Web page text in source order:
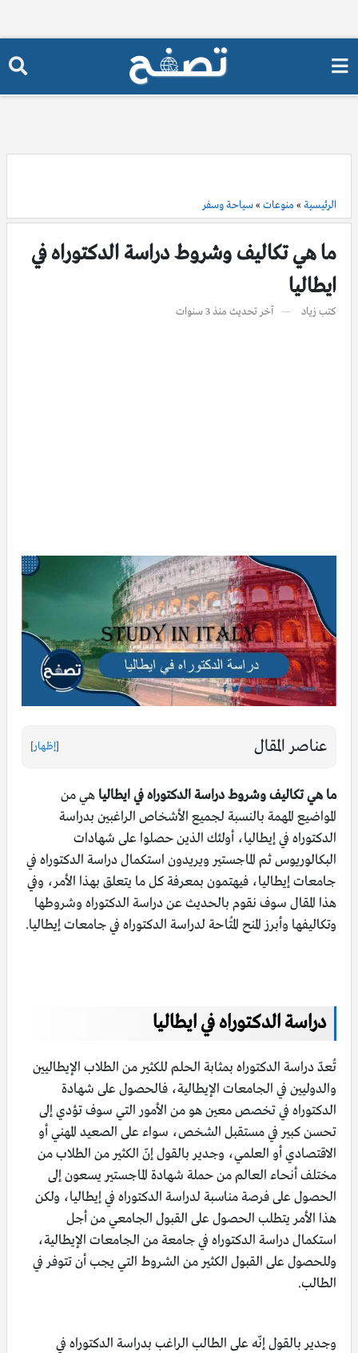
الرئيسية » منوعات »سياحة وسفر
ما هي تكاليف وشروط دراسة الدكتوراه في
ايطاليا
كتب زياد آخر تحديث منذ 3 سنوات
عناصر المقال [إظهار]
ما هي تكاليف وشروط دراسة الدكتوراه في ايطاليا هي من
المواضيع المهمة بالنسبة لجميع الأشخاص الراغبين بدراسة
الدكتوراه في إيطاليا، أولئك الذين حصلوا على شهادات
البكالوريوس ثم الماجستير ويريدون استكمال دراسة الدكتوراه في
جامعات إيطاليا، فيهتمون بمعرفة كل ما يتعلق بهذا الأمر، وفي
هذا المقال سوف نقوم بالحديث عن دراسة الدكتوراه وشروطها
وتكاليفها وأبرز المنح المُتاحة لدراسة الدكتوراه في جامعات إيطاليا.
دراسة الدكتوراه في ايطاليا
تُعدّ دراسة الدكتوراه بمثابة الحلم للكثير من الطلاب الإيطاليين
والدوليين في الجامعات الإيطالية، فالحصول على شهادة
الدكتوراه في تخصص معين هو من الأمور التي سوف تؤدي إلى
تحسن كبير في مستقبل الشخص، سواء على الصعيد المهني أو
الاقتصادي أو العلمي، وجدير بالقول إنّ الكثير من الطلاب من
مختلف أنحاء العالم من حملة شهادة الماجستير يسعون إلى
الحصول على فرصة مناسبة لدراسة الدكتوراه في إيطاليا، ولكن
هذا الأمر يتطلب الحصول على القبول الجامعي من أجل
استكمال دراسة الدكتوراه في جامعة من الجامعات الإيطالية،
وللحصول على القبول الكثير من الشروط التي يجب أن تتوفر في
الطالب.
وجدير بالقول إنّه على الطالب الراغب بدراسة الدكتوراه في